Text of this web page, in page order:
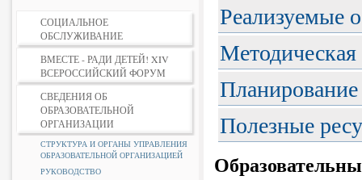
СОЦИАЛЬНОЕ
ОБСЛУЖИВАНИЕ
ВМЕСТЕ - РАДИ ДЕТЕЙ! XIV
ВСЕРОССИЙСКИЙ ФОРУМ
СВЕДЕНИЯ ОБ
ОБРАЗОВАТЕЛЬНОЙ
ОРГАНИЗАЦИИ
СТРУКТУРА И ОРГАНЫ УПРАВЛЕНИЯ
ОБРАЗОВАТЕЛЬНОЙ ОРГАНИЗАЦИЕЙ
РУКОВОДСТВО
Реализуемые
Планирование
Полезные